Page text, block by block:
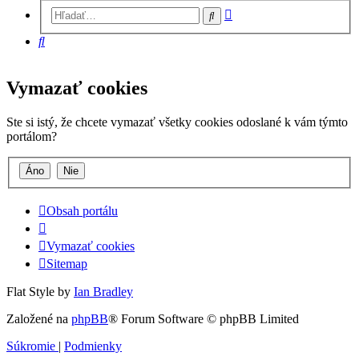
Hľadať
Hľadať
Vymazať cookies
Ste si istý, že chcete vymazať všetky cookies odoslané k vám týmto
portálom?
Obsah portálu
Vymazať cookies
Sitemap
Flat Style by Ian Bradley
Založené na phpBB® Forum Software © phpBB Limited
Súkromie | Podmienky